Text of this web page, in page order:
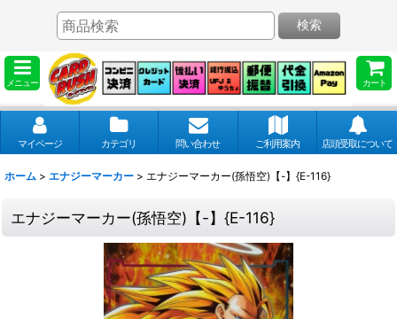
メニュー カート
検索
マイページ カテゴリ 問い合わせ ご利用案内 店頭受取について
ホーム > エナジーマーカー > エナジーマーカー(孫悟空)【-】{E-116}
エナジーマーカー(孫悟空)【-】{E-116}